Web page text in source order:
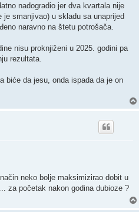
nadogradio jer dva kvartala nije
smanjivao) u skladu sa unaprijed
naravno na štetu potrošača.
nisu proknjiženi u 2025. godini pa
rezultata.
biće da jesu, onda ispada da je on
neko bolje maksimizirao dobit u
za početak nakon godina dubioze ?